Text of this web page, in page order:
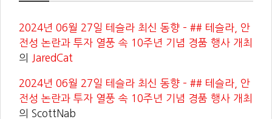
2024년 06월 27일 테슬라 최신 동향 – ## 테슬라, 안
전성 논란과 투자 열풍 속 10주년 기념 경품 행사 개최
의
JaredCat
2024년 06월 27일 테슬라 최신 동향 – ## 테슬라, 안
전성 논란과 투자 열풍 속 10주년 기념 경품 행사 개최
의 ScottNab